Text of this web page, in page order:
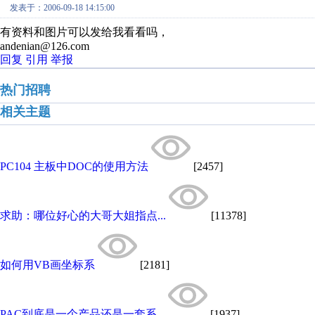
发表于：2006-09-18 14:15:00
有资料和图片可以发给我看看吗，
andenian@126.com
回复 引用 举报
热门招聘
相关主题
PC104 主板中DOC的使用方法 [2457]
求助：哪位好心的大哥大姐指点... [11378]
如何用VB画坐标系 [2181]